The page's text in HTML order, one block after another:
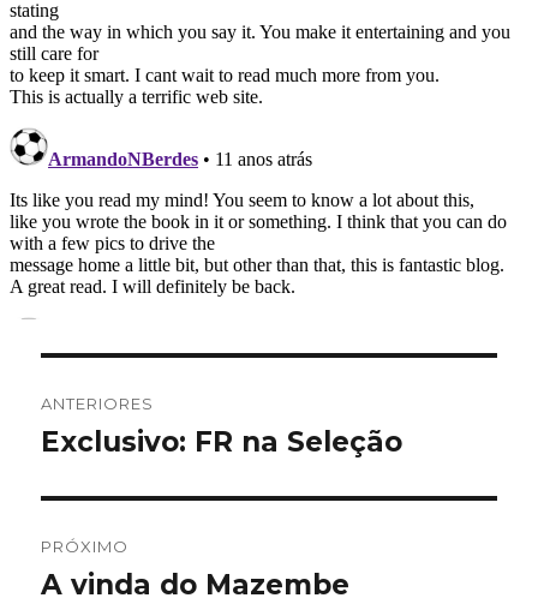
de
ANTERIORES
Post
Exclusivo: FR na Seleção
PRÓXIMO
Próximo
A vinda do Mazembe